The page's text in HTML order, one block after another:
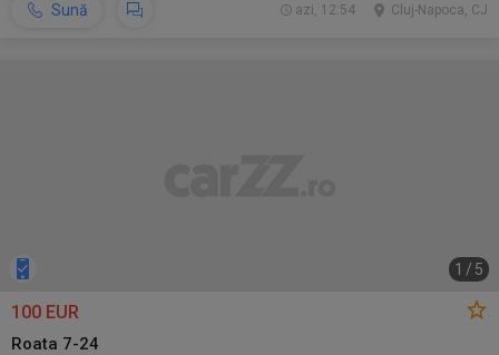
Sună Cluj-Napoca, CJ
azi, 12:54
1 / 5
100 EUR
Roata 7-24